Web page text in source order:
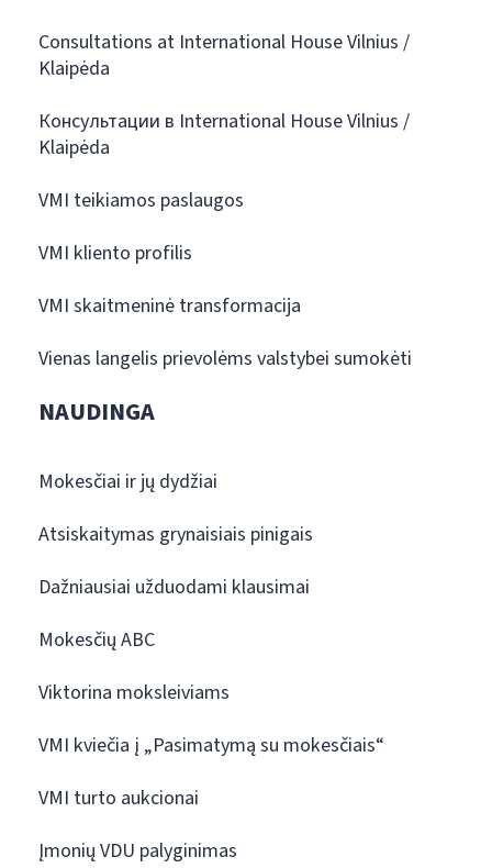
Consultations at International House Vilnius /
Klaipėda
Консультации в International House Vilnius /
Klaipėda
VMI teikiamos paslaugos
VMI kliento profilis
VMI skaitmeninė transformacija
Vienas langelis prievolėms valstybei sumokėti
NAUDINGA
Mokesčiai ir jų dydžiai
Atsiskaitymas grynaisiais pinigais
Dažniausiai užduodami klausimai
Mokesčių ABC
Viktorina moksleiviams
VMI kviečia į „Pasimatymą su mokesčiais“
VMI turto aukcionai
Įmonių VDU palyginimas